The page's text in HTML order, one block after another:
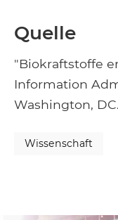
Quelle
"Biokraftstoffe
Information
Washington, DC.
Wissenschaft